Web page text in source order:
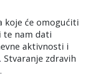
koje će omogućiti
te nam dati
aktivnosti i
. Stvaranje zdravih